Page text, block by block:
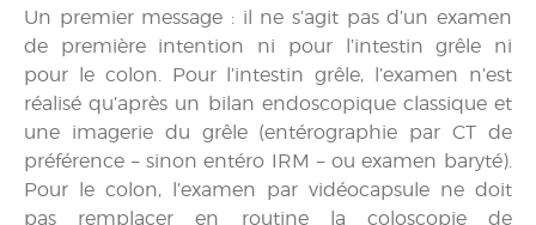
Un premier message : il ne s’agit pas d’un examen
de première intention ni pour l’intestin grêle ni
pour le colon. Pour l’intestin grêle, l’examen n’est
réalisé qu’après un bilan endoscopique classique et
une imagerie du grêle (entérographie par CT de
préférence – sinon entéro IRM – ou examen baryté).
Pour le colon, l’examen par vidéocapsule ne doit
pas remplacer en routine la coloscopie de